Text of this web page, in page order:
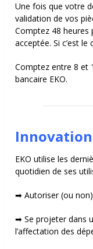
Une fois que votre
validation de vos
Comptez 48
acceptée. Si c’est
Comptez entre 8 et
bancaire EKO.
EKO utilise les
quotidien de ses
➡ Autoriser (ou
➡ Se projeter dans
l’affectation des